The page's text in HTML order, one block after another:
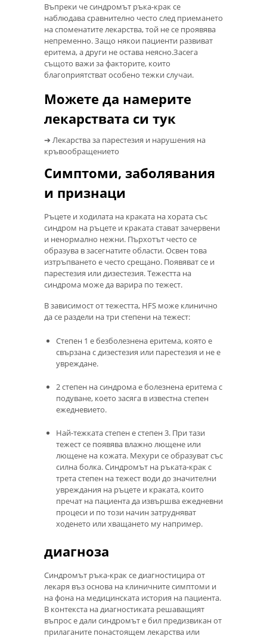
Въпреки че синдромът ръка-крак се
наблюдава сравнително често след приемането
на споменатите лекарства, той не се проявява
непременно. Защо някои пациенти развиват
еритема, а други не остава неясно.Засега
същото важи за факторите, които
благоприятстват особено тежки случаи.
Можете да намерите
лекарствата си тук
➔ Лекарства за парестезия и нарушения на
кръвообращението
Симптоми, заболявания
и признаци
Ръцете и ходилата на краката на хората със
синдром на ръцете и краката стават зачервени
и ненормално нежни. Пърхотът често се
образува в засегнатите области. Освен това
изтръпването е често срещано. Появяват се и
парестезия или дизестезия. Тежестта на
синдрома може да варира по тежест.
В зависимост от тежестта, HFS може клинично
да се раздели на три степени на тежест:
Степен 1 ​​е безболезнена еритема, която е
свързана с дизестезия или парестезия и не е
увреждане.
2 степен на синдрома е болезнена еритема с
подуване, което засяга в известна степен
ежедневието.
Най-тежката степен е степен 3. При тази
тежест се появява влажно лющене или
лющене на кожата. Мехури се образуват със
силна болка. Синдромът на ръката-крак с
трета степен на тежест води до значителни
увреждания на ръцете и краката, които
пречат на пациента да извършва ежедневни
процеси и по този начин затрудняват
ходенето или хващането му например.
диагноза
Синдромът ръка-крак се диагностицира от
лекаря въз основа на клиничните симптоми и
на фона на медицинската история на пациента.
В контекста на диагностиката решаващият
въпрос е дали синдромът е бил предизвикан от
прилаганите понастоящем лекарства или